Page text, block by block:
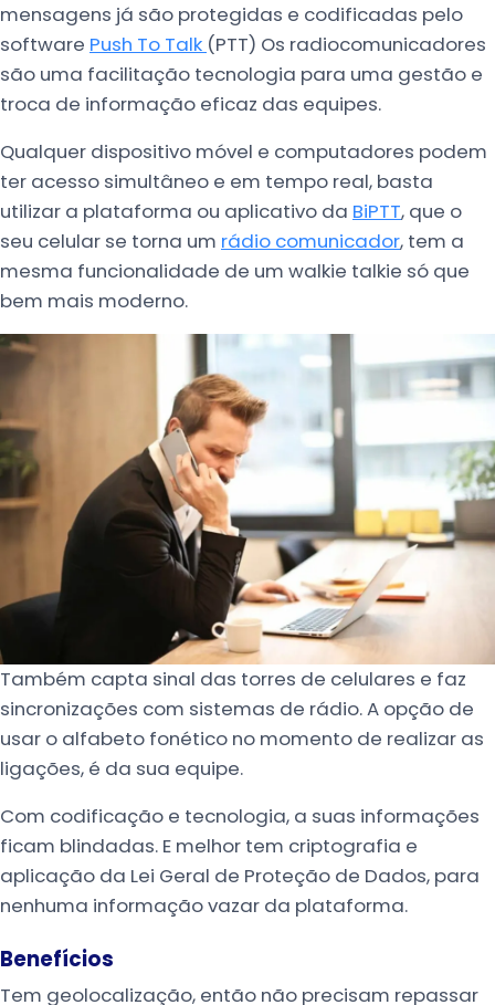
mensagens já são protegidas e codificadas pelo
software Push To Talk (PTT) Os radiocomunicadores
são uma facilitação tecnologia para uma gestão e
troca de informação eficaz das equipes.
Qualquer dispositivo móvel e computadores podem
ter acesso simultâneo e em tempo real, basta
utilizar a plataforma ou aplicativo da BiPTT, que o
seu celular se torna um rádio comunicador, tem a
mesma funcionalidade de um walkie talkie só que
bem mais moderno.
Também capta sinal das torres de celulares e faz
sincronizações com sistemas de rádio. A opção de
usar o alfabeto fonético no momento de realizar as
ligações, é da sua equipe.
Com codificação e tecnologia, a suas informações
ficam blindadas. E melhor tem criptografia e
aplicação da Lei Geral de Proteção de Dados, para
nenhuma informação vazar da plataforma.
Benefícios
Tem geolocalização, então não precisam repassar